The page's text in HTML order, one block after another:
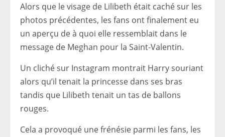
Alors que le visage de Lilibeth était caché sur les
photos précédentes, les fans ont finalement eu
un aperçu de à quoi elle ressemblait dans le
message de Meghan pour la Saint-Valentin.
Un cliché sur Instagram montrait Harry souriant
alors qu’il tenait la princesse dans ses bras
tandis que Lilibeth tenait un tas de ballons
rouges.
Cela a provoqué une frénésie parmi les fans, les